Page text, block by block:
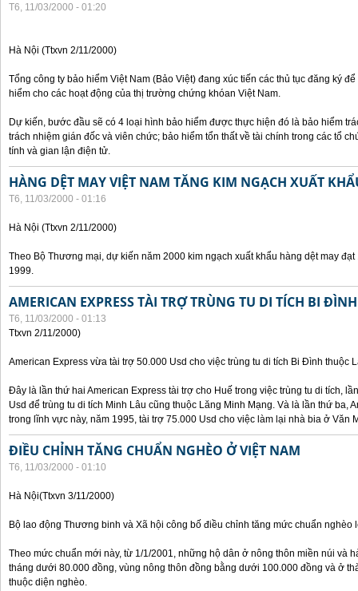
T6, 11/03/2000 - 01:20
Hà Nội (Ttxvn 2/11/2000)
Tổng công ty bảo hiểm Việt Nam (Bảo Việt) đang xúc tiến các thủ tục đăng ký
hiểm cho các hoạt động của thị trường chứng khóan Việt Nam.
Dự kiến, bước đầu sẽ có 4 loại hình bảo hiểm được thực hiện đó là bảo hiểm
trách nhiệm gián đốc và viên chức; bảo hiểm tổn thất về tài chính trong các tổ
tính và gian lận điện tử.
HÀNG DỆT MAY VIỆT NAM TĂNG KIM NGẠCH XUẤT
T6, 11/03/2000 - 01:16
Hà Nội (Ttxvn 2/11/2000)
Theo Bộ Thương mại, dự kiến năm 2000 kim ngạch xuất khẩu hàng dệt may
1999.
AMERICAN EXPRESS TÀI TRỢ TRÙNG TU DI TÍCH BI ĐÌNH
T6, 11/03/2000 - 01:13
Ttxvn 2/11/2000)
American Express vừa tài trợ 50.000 Usd cho việc trùng tu di tích Bi Đình thuộc
Đây là lần thứ hai American Express tài trợ cho Huế trong việc trùng tu di tích,
Usd để trùng tu di tích Minh Lâu cũng thuộc Lăng Minh Mạng. Và là lần thứ ba,
trong lĩnh vực này, năm 1995, tài trợ 75.000 Usd cho việc làm lại nhà bia ở Văn
ĐIỀU CHỈNH TĂNG CHUẨN NGHÈO Ở VIỆT NAM
T6, 11/03/2000 - 01:10
Hà Nội(Ttxvn 3/11/2000)
Bộ lao động Thương binh và Xã hội công bố điều chỉnh tăng mức chuẩn nghèo
Theo mức chuẩn mới này, từ 1/1/2001, những hộ dân ở nông thôn miền núi và
tháng dưới 80.000 đồng, vùng nông thôn đồng bằng dưới 100.000 đồng và ở
thuộc diện nghèo.